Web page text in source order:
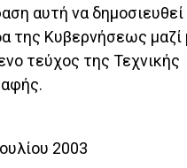
αυτή να
της Κυβερνήσεως μαζί
τεύχος της Τεχνικής
2003